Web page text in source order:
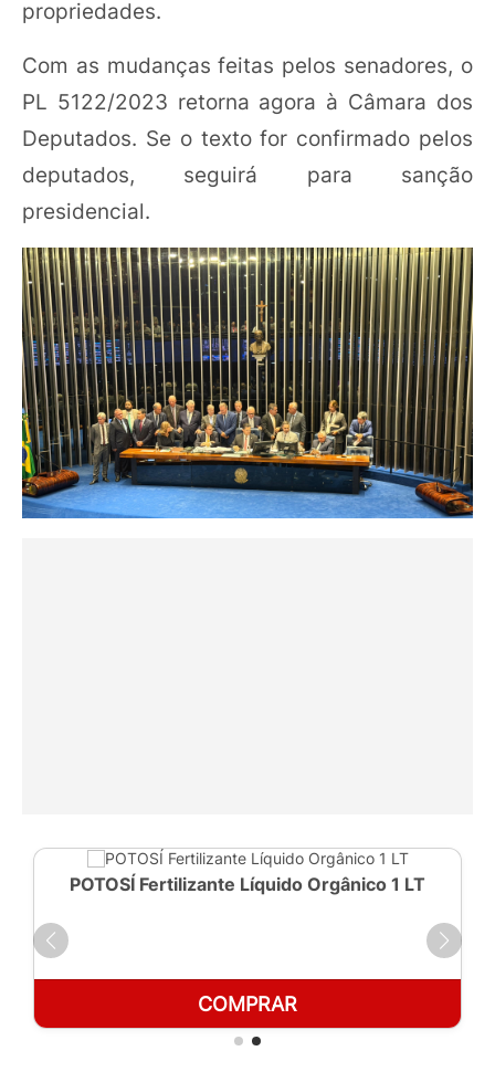
propriedades.
Com as mudanças feitas pelos senadores, o
PL 5122/2023 retorna agora à Câmara dos
Deputados. Se o texto for confirmado pelos
deputados, seguirá para sanção
presidencial.
POTOSÍ Fertilizante Líquido Orgânico 1 LT
COMPRAR